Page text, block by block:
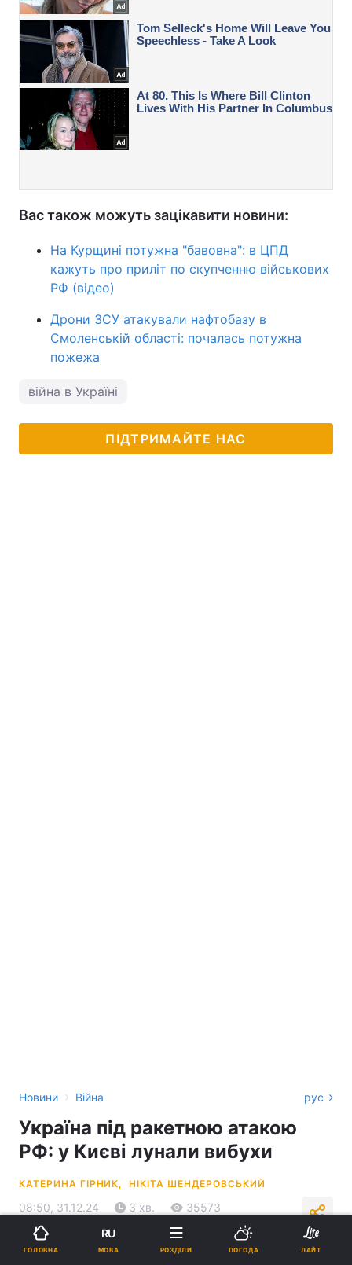
Вас також можуть зацікавити новини:
На Курщині потужна "бавовна": в ЦПД
кажуть про приліт по скупченню військових
РФ (відео)
Дрони ЗСУ атакували нафтобазу в
Смоленській області: почалась потужна
пожежа
війна в Україні
ПІДТРИМАЙТЕ НАС
Новини › Війна рус
Україна під ракетною атакою
РФ: у Києві лунали вибухи
КАТЕРИНА ГІРНИК, НІКІТА ШЕНДЕРОВСЬКИЙ
08:50, 31.12.24 3 хв. 35573
ОНОВЛЮЄТЬСЯ
Підпишіться на нас в Google
ГОЛОВНА
RU
МОВА РОЗДІЛИ ПОГОДА ЛАЙТ